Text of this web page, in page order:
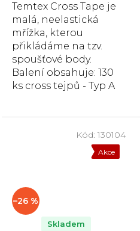
Temtex Cross Tape je
malá, neelastická
mřížka, kterou
přikládáme na tzv.
spoušťové body.
Balení obsahuje: 130
ks cross tejpů - Typ A
Akce
–26 %
Skladem
Kód: 130104